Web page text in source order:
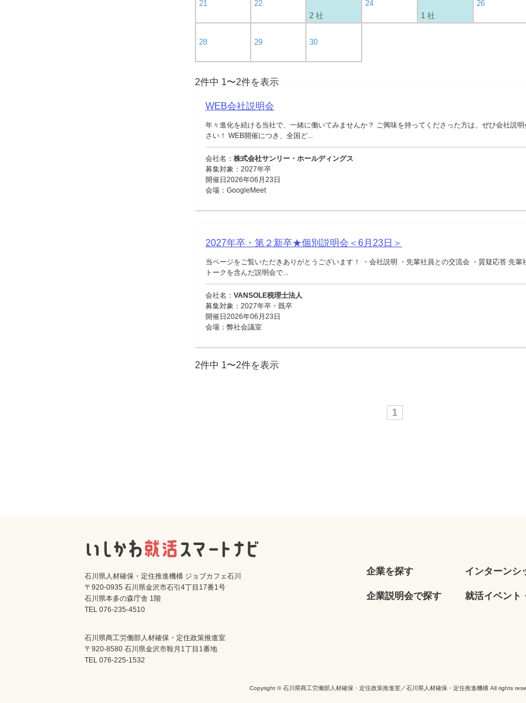
21 22
2 社
24
1 社
26
28 29 30
2件中 1〜2件を表示
WEB会社説明会
年々進化を続ける当社で、一緒に働いてみませんか？ ご興味を持ってくださった方は、ぜひ会社説
さい！ WEB開催につき、全国ど...
会社名： 株式会社サンリー・ホールディングス
募集対象：2027年卒
開催日2026年06月23日
会場：GoogleMeet
2027年卒・第２新卒★個別説明会＜6月23日＞
当ページをご覧いただきありがとうございます！ ・会社説明 ・先輩社員との交流会 ・質疑応答 先輩
トークを含んだ説明会で...
会社名： VANSOLE税理士法人
募集対象：2027年卒・既卒
開催日2026年06月23日
会場：弊社会議室
2件中 1〜2件を表示
1
石川県人材確保・定住推進機構 ジョブカフェ石川
〒920-0935 石川県金沢市石引4丁目17番1号
石川県本多の森庁舎 1階
TEL 076-235-4510
石川県商工労働部人材確保・定住政策推進室
〒920-8580 石川県金沢市鞍月1丁目1番地
TEL 076-225-1532
企業を探す
企業説明会で探す
インターンシ
就活イベント
Copyright © 石川県商工労働部人材確保・定住政策推進室／石川県人材確保・定住推進機構 All rights